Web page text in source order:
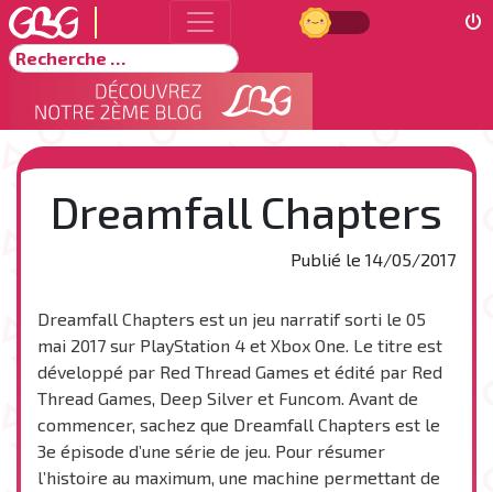
Jour
Rechercher
Dreamfall Chapters
Publié le 14/05/2017
Dreamfall Chapters est un jeu narratif sorti le 05
mai 2017 sur PlayStation 4 et Xbox One. Le titre est
développé par Red Thread Games et édité par Red
Thread Games, Deep Silver et Funcom. Avant de
commencer, sachez que Dreamfall Chapters est le
3e épisode d’une série de jeu. Pour résumer
l’histoire au maximum, une machine permettant de